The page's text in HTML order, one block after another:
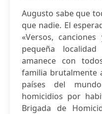
Augusto sabe que
que nadie. El
«Versos,
pequeña
amanece con
familia brutalmente
países del
homicidios por
Brigada de